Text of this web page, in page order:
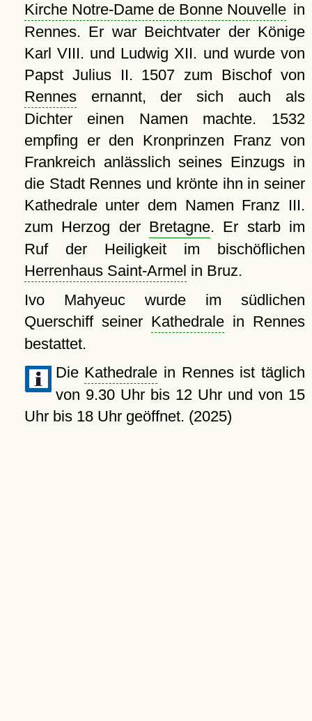
Kirche Notre-Dame de Bonne Nouvellein
Rennes. Er war Beichtvater der Könige
Karl VIII. und Ludwig XII. und wurde von
Papst Julius II. 1507 zum Bischof von
Rennesernannt, der sich auch als
Dichter einen Namen machte. 1532
empfing er den Kronprinzen Franz von
Frankreich anlässlich seines Einzugs in
die Stadt Rennes und krönte ihn in seiner
Kathedrale unter dem Namen Franz III.
zum Herzog der Bretagne. Er starb im
Ruf der Heiligkeit im bischöflichen
Herrenhaus Saint-Armel in Bruz.
Ivo Mahyeuc wurde im südlichen
Querschiff seiner Kathedralein Rennes
bestattet.
Die Kathedrale in Rennes ist täglich
von 9.30 Uhr bis 12 Uhr und von 15
Uhr bis 18 Uhr geöffnet. (2025)